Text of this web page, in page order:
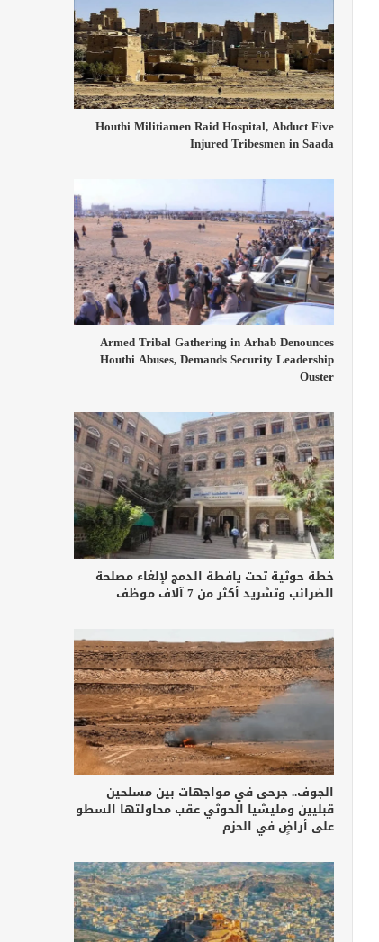
Houthi Militiamen Raid Hospital, Abduct Five
Injured Tribesmen in Saada
Armed Tribal Gathering in Arhab Denounces
Houthi Abuses, Demands Security Leadership
Ouster
خطة حوثية تحت يافطة الدمج لإلغاء مصلحة
الضرائب وتشريد أكثر من 7 آلاف موظف
الجوف.. جرحى في مواجهات بين مسلحين
قبليين ومليشيا الحوثي عقب محاولتها السطو
على أراضٍ في الحزم